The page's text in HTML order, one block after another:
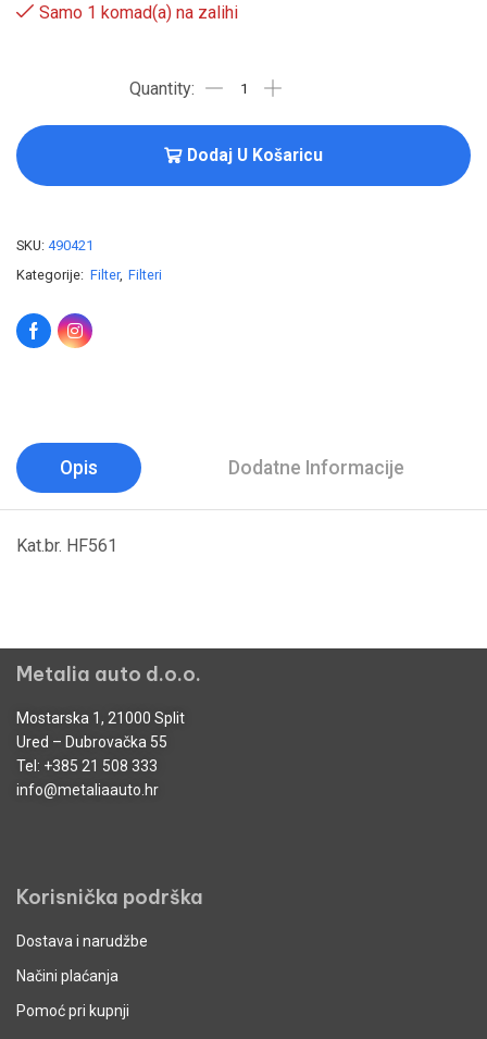
Samo 1 komad(a) na zalihi
Dodaj U Košaricu
SKU: 490421
Kategorije: Filter, Filteri
Opis Dodatne Informacije
Kat.br. HF561
Metalia auto d.o.o.
Mostarska 1, 21000 Split
Ured – Dubrovačka 55
Tel: +385 21 508 333
info@metaliaauto.hr
Korisnička podrška
Dostava i narudžbe
Načini plaćanja
Pomoć pri kupnji